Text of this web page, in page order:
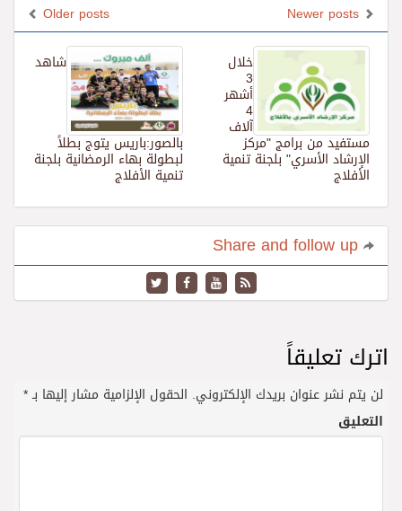
Older posts
شاهد
بالصور:باريس يتوج بطلاً
لبطولة بهاء الرمضانية بلجنة
تنمية الأفلاج
خلال
3
أشهر
4
آلاف
مستفيد من برامج "مركز
الإرشاد الأسري" بلجنة تنمية
الأفلاج
اترك تعليقاً
لن يتم نشر عنوان بريدك الإلكتروني. الحقول الإلزامية مشار إليها بـ*
التعليق